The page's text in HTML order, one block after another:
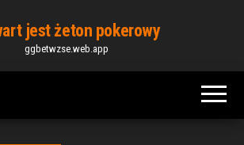
jest żeton pokerowy
ggbetwzse.web.app